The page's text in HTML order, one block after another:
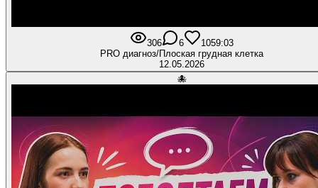
306 6 1059:03
PRO диагноз/Плоская грудная клетка
12.05.2026
🐙